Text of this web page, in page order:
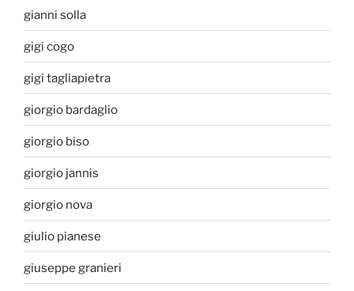
gianni solla
gigi cogo
gigi tagliapietra
giorgio bardaglio
giorgio biso
giorgio jannis
giorgio nova
giulio pianese
giuseppe granieri